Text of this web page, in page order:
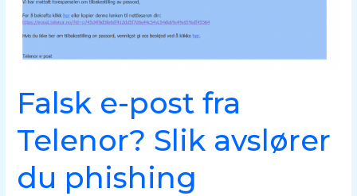
Falsk e-post fra
Telenor? Slik avslører
du phishing
avslører
du
phishing